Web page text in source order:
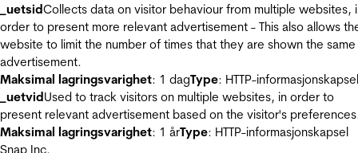
_uetsidCollects data on visitor behaviour from multiple websites,
order to present more relevant advertisement - This also allows
website to limit the number of times that they are shown the same
advertisement.
Maksimal lagringsvarighet: 1 dagType: HTTP-informasjonskapsel
_uetvidUsed to track visitors on multiple websites, in order to
present relevant advertisement based on the visitor's
Maksimal lagringsvarighet: 1 årType: HTTP-informasjonskapsel
Snap Inc.